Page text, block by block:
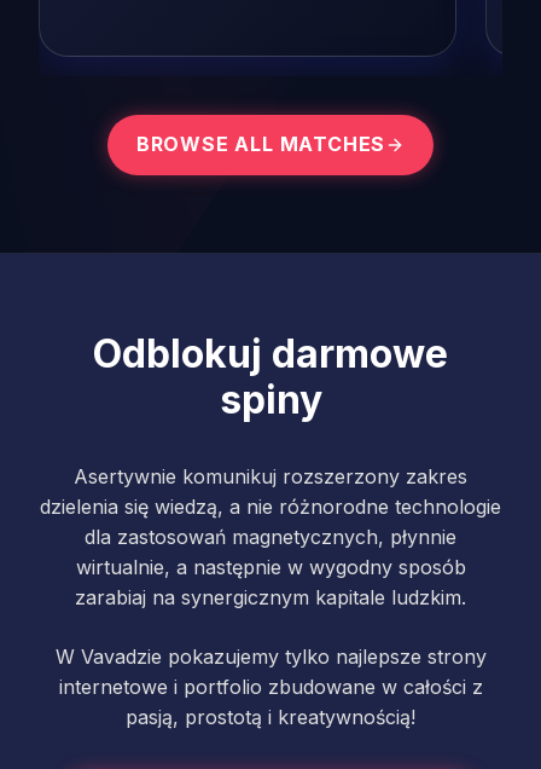
BROWSE ALL MATCHES
Odblokuj darmowe
spiny
Asertywnie komunikuj rozszerzony zakres
dzielenia się wiedzą, a nie różnorodne technologie
dla zastosowań magnetycznych, płynnie
wirtualnie, a następnie w wygodny sposób
zarabiaj na synergicznym kapitale ludzkim.
W Vavadzie pokazujemy tylko najlepsze strony
internetowe i portfolio zbudowane w całości z
pasją, prostotą i kreatywnością!